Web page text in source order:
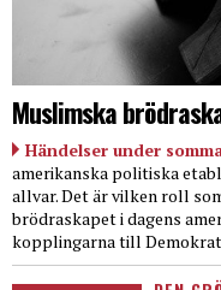
Muslimska
Händelser under
amerikanska politiska
allvar. Det är vilken roll
brödraskapet i dagens
kopplingarna till